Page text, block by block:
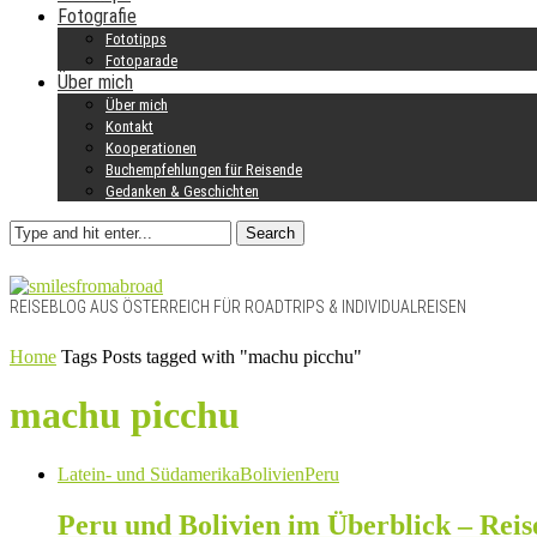
Fotografie
Fototipps
Fotoparade
Über mich
Über mich
Kontakt
Kooperationen
Buchempfehlungen für Reisende
Gedanken & Geschichten
Search
REISEBLOG AUS ÖSTERREICH FÜR ROADTRIPS & INDIVIDUALREISEN
Home Tags Posts tagged with "machu picchu"
machu picchu
Latein- und SüdamerikaBolivienPeru
Peru und Bolivien im Überblick –